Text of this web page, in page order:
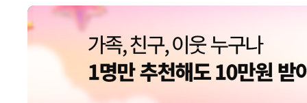
4. 결합상품 이용 중 일부 서비
한 할인 반환금이 청구됩니다.
5. 기존 결합상품으로부터 다